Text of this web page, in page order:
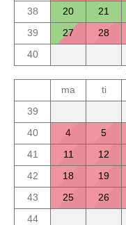
38
20 21
39
27 28
40
ma
ti
39
40
4 5
41
11 12
42
18 19
43
25 26
44